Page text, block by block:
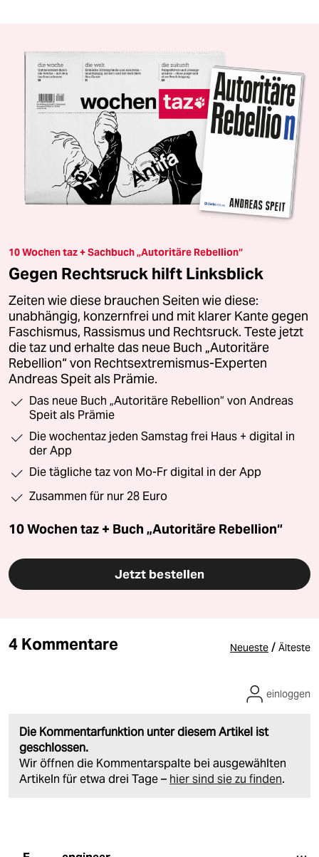
10 Wochen taz + Sachbuch „Autoritäre Rebellion“
Gegen Rechtsruck hilft Linksblick
Zeiten wie diese brauchen Seiten wie diese:
unabhängig, konzernfrei und mit klarer Kante gegen
Faschismus, Rassismus und Rechtsruck. Teste jetzt
die taz und erhalte das neue Buch „Autoritäre
Rebellion“ von Rechtsextremismus-Experten
Andreas Speit als Prämie.
Das neue Buch „Autoritäre Rebellion“ von Andreas
Speit als Prämie
Die wochentaz jeden Samstag frei Haus + digital in
der App
Die tägliche taz von Mo-Fr digital in der App
Zusammen für nur 28 Euro
10 Wochen taz + Buch „Autoritäre Rebellion“
Jetzt bestellen
4 Kommentare Neueste / Älteste
Die Kommentarfunktion unter diesem Artikel ist
geschlossen.
Wir öffnen die Kommentarspalte bei ausgewählten
Artikeln für etwa drei Tage – hier sind sie zu finden.
einloggen